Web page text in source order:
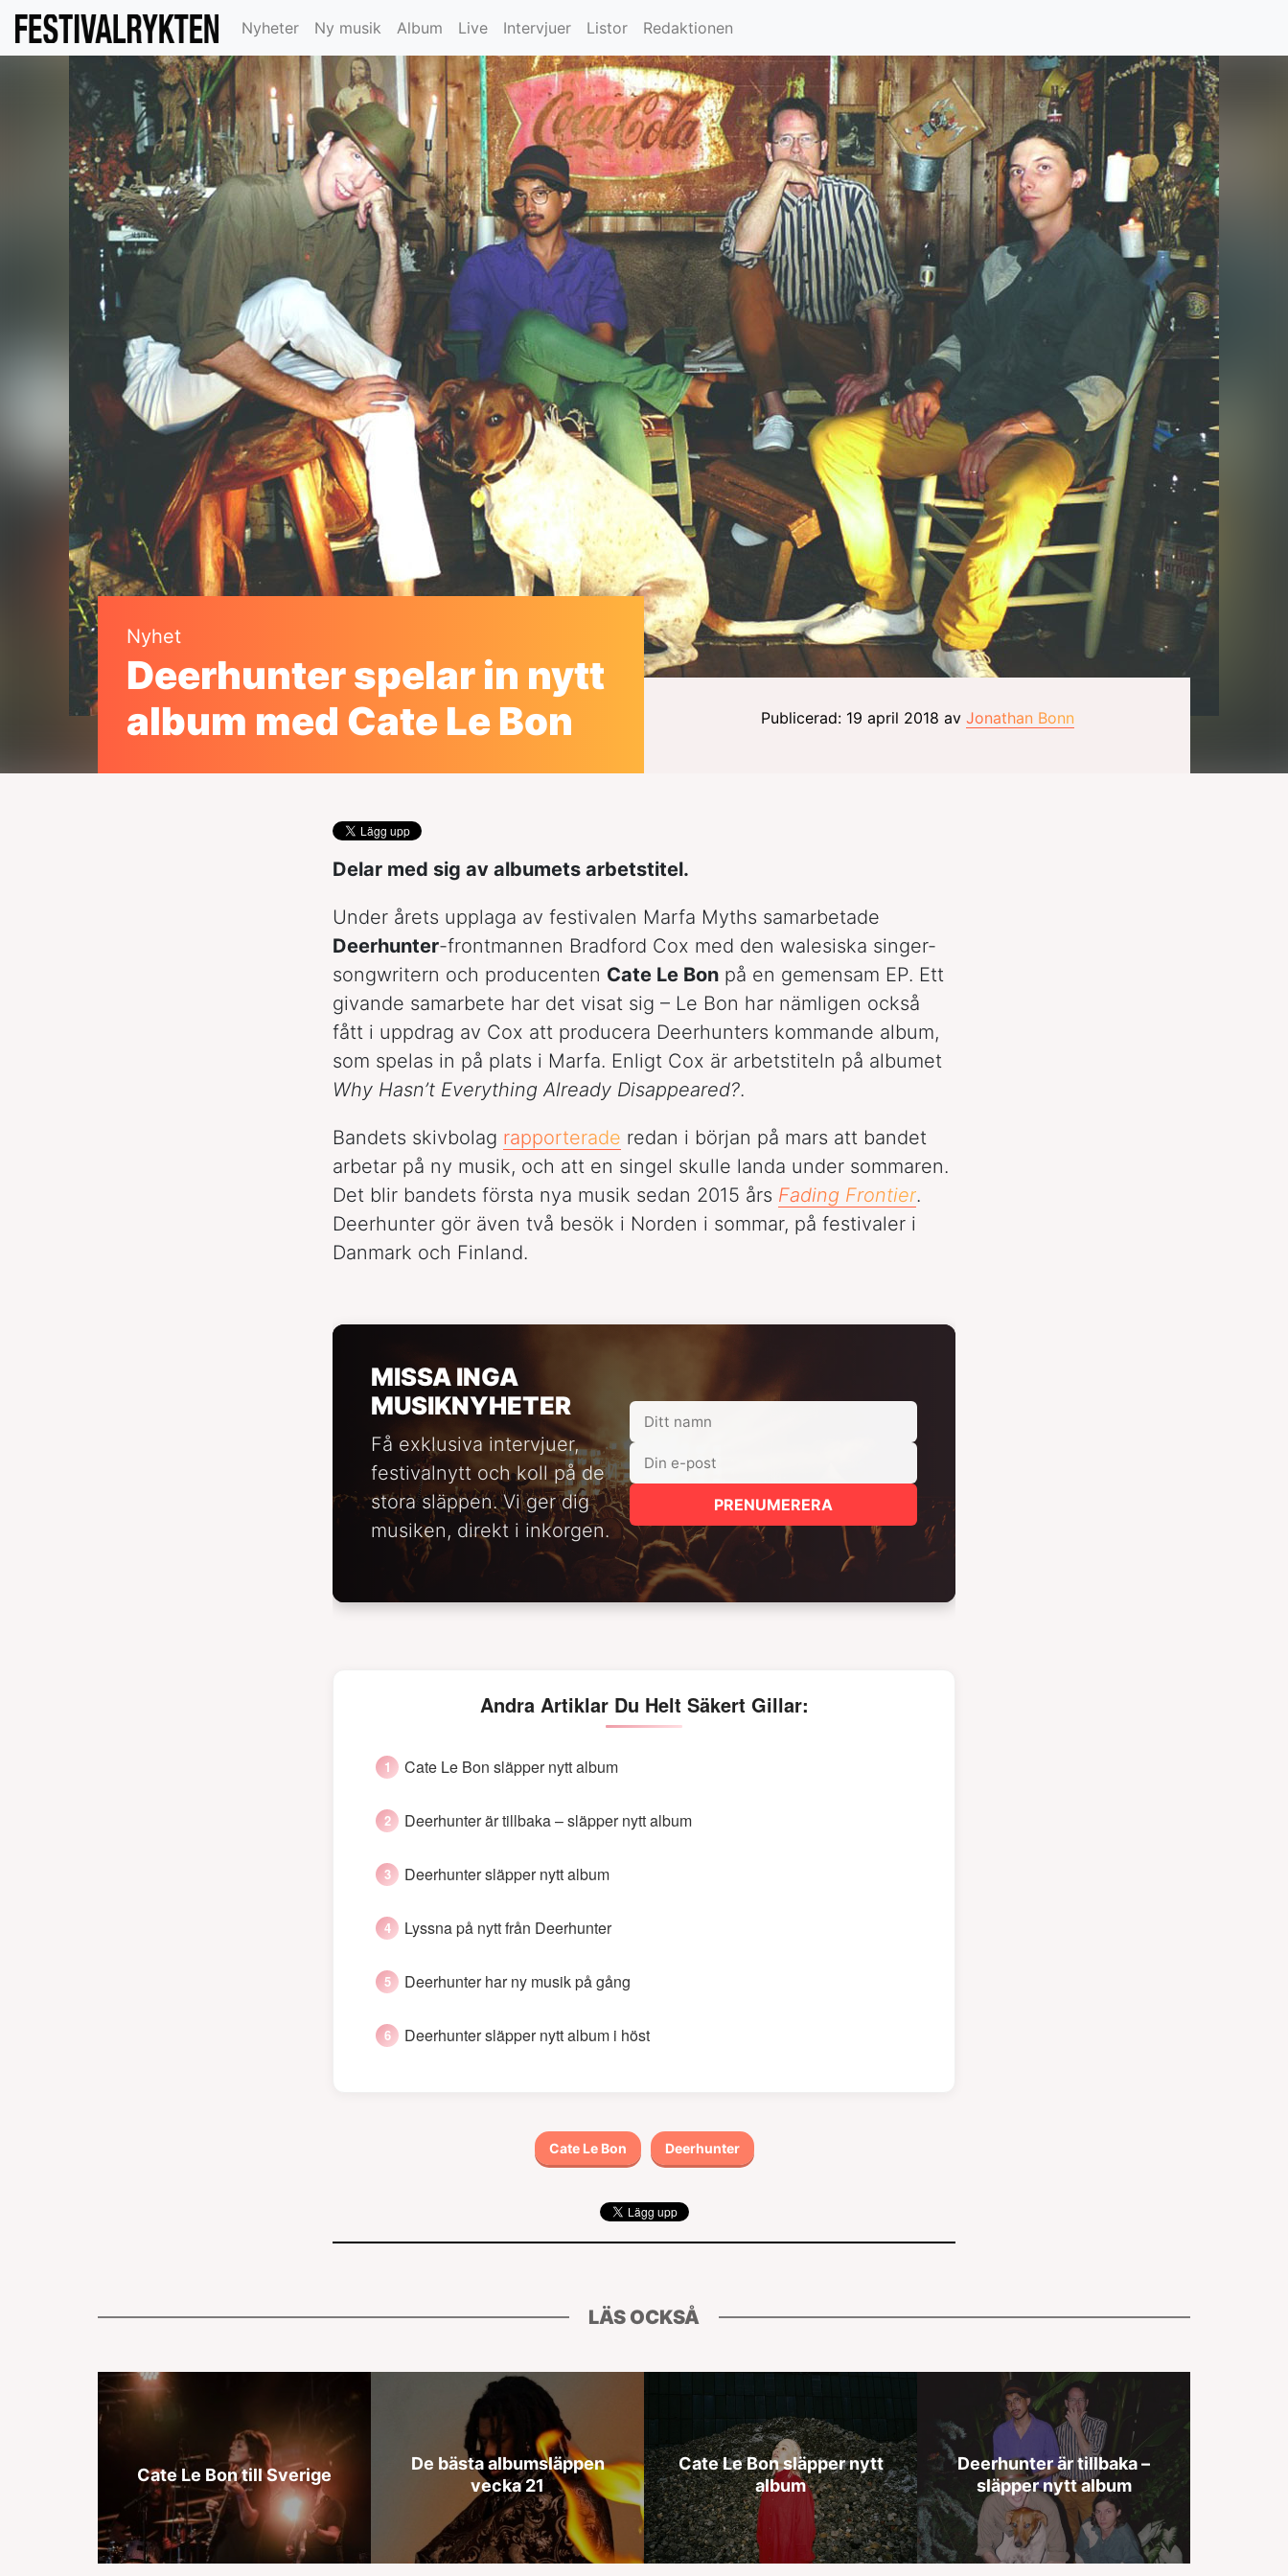
Nyheter Ny musik Album Live Intervjuer Listor Redaktionen
Nyhet
Deerhunter spelar in nytt
album med Cate Le Bon
Publicerad: 19 april 2018 av Jonathan Bonn
Delar med sig av albumets arbetstitel.
Under årets upplaga av festivalen Marfa Myths samarbetade
Deerhunter-frontmannen Bradford Cox med den walesiska singer-
songwritern och producenten Cate Le Bon på en gemensam EP. Ett
givande samarbete har det visat sig – Le Bon har nämligen också
fått i uppdrag av Cox att producera Deerhunters kommande album,
som spelas in på plats i Marfa. Enligt Cox är arbetstiteln på albumet
Why Hasn’t Everything Already Disappeared?.
Bandets skivbolag rapporterade redan i början på mars att bandet
arbetar på ny musik, och att en singel skulle landa under sommaren.
Det blir bandets första nya musik sedan 2015 års Fading Frontier.
Deerhunter gör även två besök i Norden i sommar, på festivaler i
Danmark och Finland.
MISSA INGA
MUSIKNYHETER
Få exklusiva intervjuer,
festivalnytt och koll på de
stora släppen. Vi ger dig
musiken, direkt i inkorgen.
PRENUMERERA
Andra Artiklar Du Helt Säkert Gillar:
Cate Le Bon släpper nytt album
Deerhunter är tillbaka – släpper nytt album
Deerhunter släpper nytt album
Lyssna på nytt från Deerhunter
Deerhunter har ny musik på gång
Deerhunter släpper nytt album i höst
Cate Le Bon Deerhunter
LÄS OCKSÅ
Cate Le Bon till Sverige
De bästa albumsläppen
vecka 21
Cate Le Bon släpper nytt
album
Deerhunter är tillbaka –
släpper nytt album